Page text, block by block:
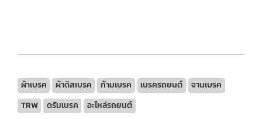
ผ้าเบรค ผ้าดิสเบรค ก้ามเบรค เบรครถยนต์
จานเบรค
TRW
ดรัมเบรค อะไหล่รถยนต์